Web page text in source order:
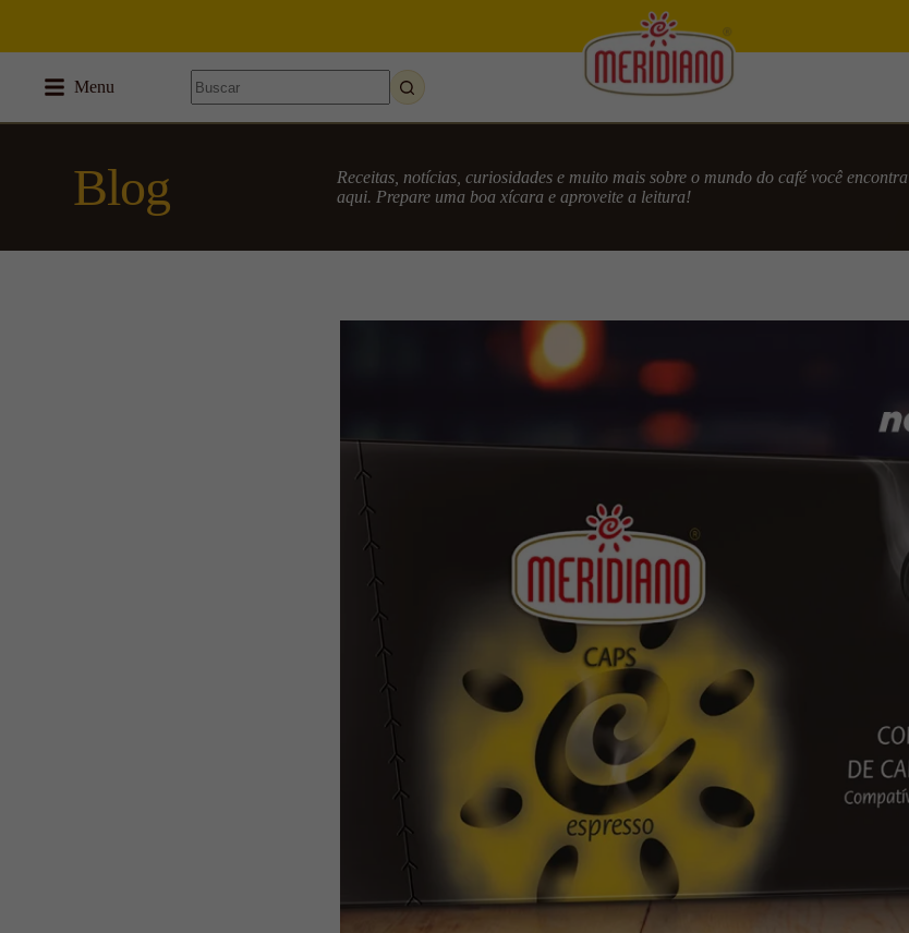
Menu
Blog
Receitas, notícias, curiosidades e muito mais sobre o mundo do café você encontra
aqui. Prepare uma boa xícara e aproveite a leitura!